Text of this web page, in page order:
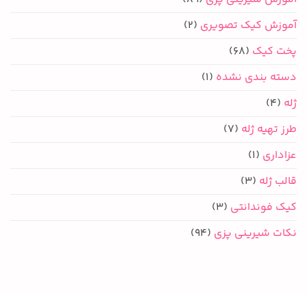
آموزش کیک تصویری (2)
پخت کیک (68)
دسته بندی نشده (1)
ژله (4)
طرز تهیه ژله (7)
عزاداری (1)
قالب ژله (3)
کیک فوندانتی (3)
نکات شیرینی پزی (94)